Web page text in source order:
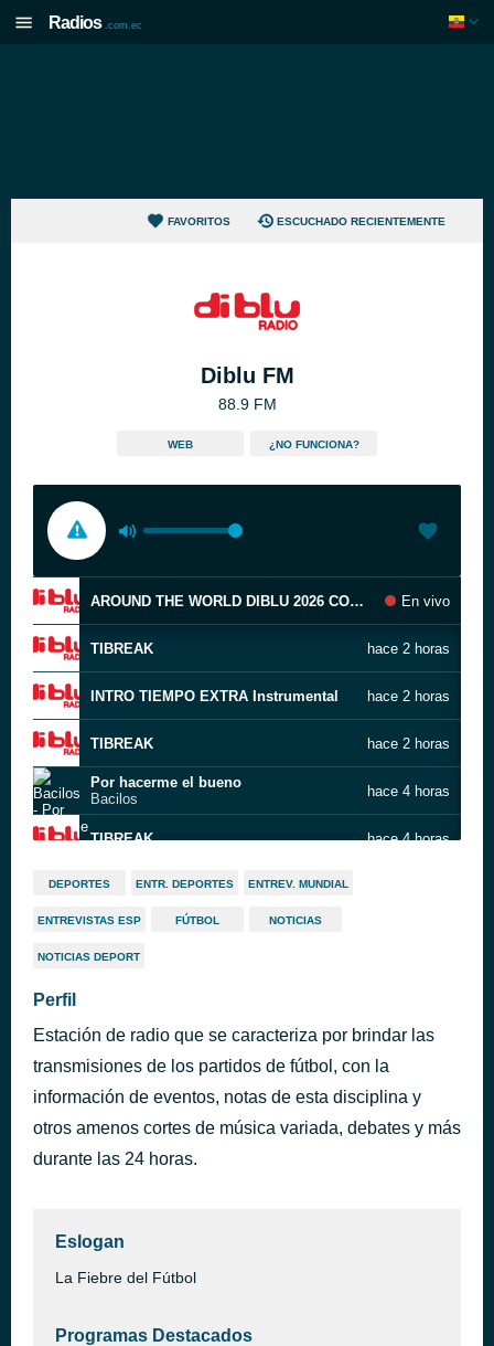
Radios .com.ec
FAVORITOS ESCUCHADO RECIENTEMENTE
Diblu FM
88.9 FM
WEB ¿NO FUNCIONA?
AROUND THE WORLD DIBLU 2026 COMPLETA En vivo
TIBREAK hace 2 horas
INTRO TIEMPO EXTRA Instrumental hace 2 horas
TIBREAK hace 2 horas
Por hacerme el bueno
Bacilos
hace 4 horas
TIBREAK hace 4 horas
B_CARLOS VIVES_NUESTRO SECRETO
TIBREAK hace 5 horas
DEPORTES ENTR. DEPORTES ENTREV. MUNDIAL
ENTREVISTAS ESP FÚTBOL NOTICIAS
NOTICIAS DEPORT
Perfil
Estación de radio que se caracteriza por brindar las
transmisiones de los partidos de fútbol, con la
información de eventos, notas de esta disciplina y
otros amenos cortes de música variada, debates y más
durante las 24 horas.
Eslogan
La Fiebre del Fútbol
Programas Destacados